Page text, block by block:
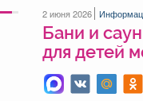
2 июня 2026
Бани и
для детей